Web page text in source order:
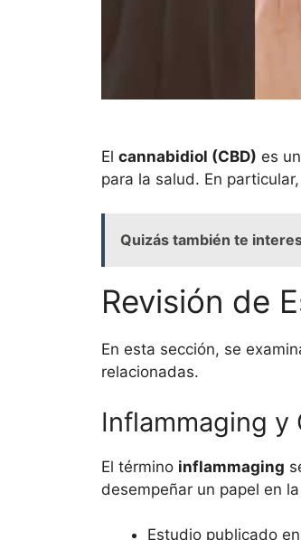
El cannabidiol (CBD) es
para la salud. En
Quizás también te
Revisión de
En esta sección, se
relacionadas.
Inflammaging y
El término inflammaging
desempeñar un papel en
Estudio publicado